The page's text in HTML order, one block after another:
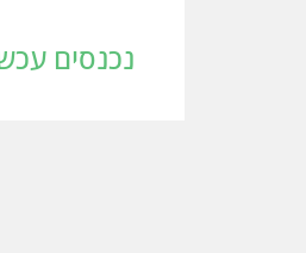
נכנסים עכשיו